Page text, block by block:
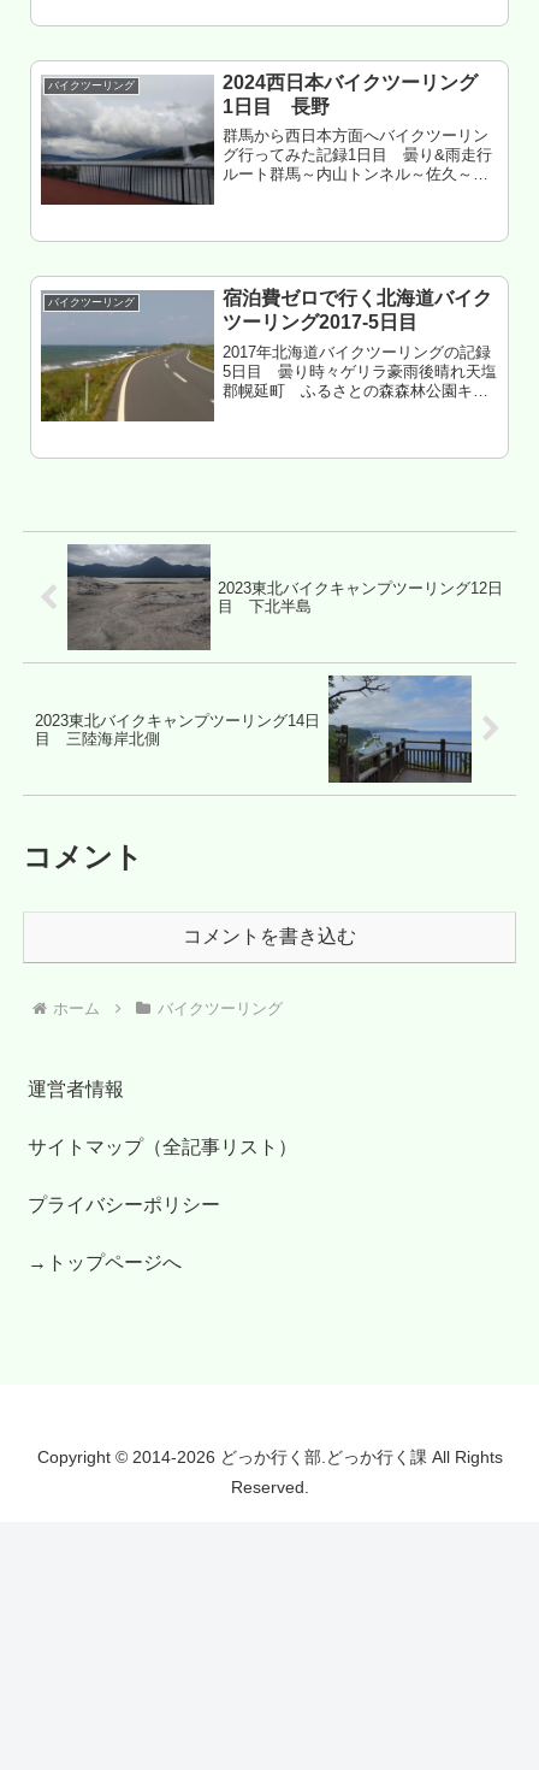
もくじ 群馬からつくばサーキットへの
バイクツーリング
2024西日本バイクツーリング
1日目 長野
群馬から西日本方面へバイクツーリン
グ行ってみた記録1日目 曇り&雨走行
ルート群馬～内山トンネル～佐久～立
バイクツーリング
宿泊費ゼロで行く北海道バイク
ツーリング2017-5日目
2017年北海道バイクツーリングの記録
5日目 曇り時々ゲリラ豪雨後晴れ天塩
郡幌延町 ふるさとの森森林公園キャ
2023東北バイクキャンプツーリング12日
目 下北半島
2023東北バイクキャンプツーリング14日
目 三陸海岸北側
コメント
コメントを書き込む
ホーム バイクツーリング
運営者情報
サイトマップ（全記事リスト）
プライバシーポリシー
→トップページへ
Copyright © 2014-2026 どっか行く部.どっか行く課 All Rights
Reserved.